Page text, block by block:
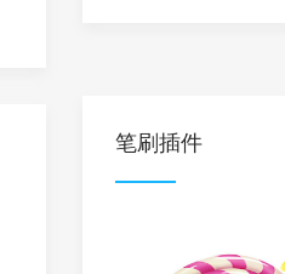
笔刷插件